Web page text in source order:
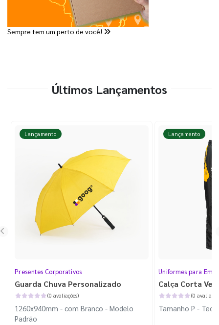
Sempre tem um perto de você!
Últimos Lançamentos
Lançamento
Presentes Corporativos
Guarda Chuva Personalizado
(0 avaliações)
1260x940mm - com Branco - Modelo
Padrão
Lançamento
Uniformes para
Calça Corta
(0
Tamanho P -